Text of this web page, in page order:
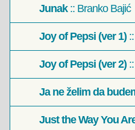
Junak:: Branko Bajić
Joy of Pepsi (ver 1)
Joy of Pepsi (ver 2)
Ja ne želim da
Just the Way You